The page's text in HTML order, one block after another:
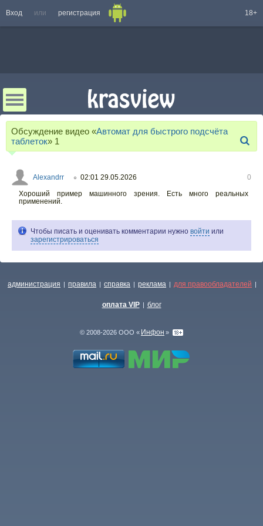
Вход или регистрация 18+
Обсуждение видео «Автомат для быстрого подсчёта
таблеток» 1
Alexandrr ○ 02:01 29.05.2026
0
Хороший пример машинного зрения. Есть много реальных
применений.
Чтобы писать и оценивать комментарии нужно войти или
зарегистрироваться
администрация | правила | справка | реклама | для правообладателей |
оплата VIP | блог
© 2008-2026 ООО « Инфон »